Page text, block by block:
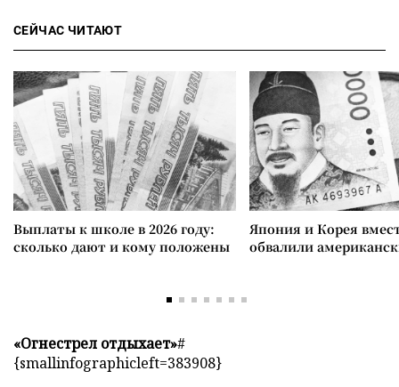
СЕЙЧАС ЧИТАЮТ
Выплаты к школе в 2026 году:
сколько дают и кому положены
Япония и Корея
обвалили
«Огнестрел отдыхает»#
{smallinfographicleft=383908}